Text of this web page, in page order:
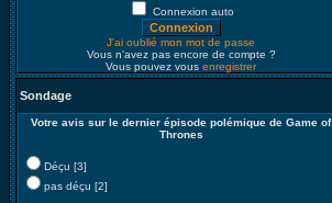
Connexion auto
J'ai oublié mon mot de passe
Vous n'avez pas encore de compte ?
Vous pouvez vous enregistrer
Sondage
Votre avis sur le dernier épisode polémique de Game of
Thrones
Déçu [3]
pas déçu [2]